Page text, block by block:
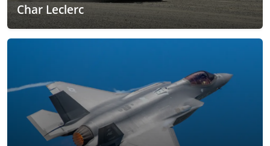
Char Leclerc